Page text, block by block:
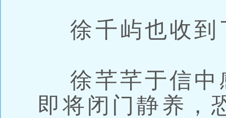
徐千屿也收到
徐芊芊于信中
即将闭门静养，